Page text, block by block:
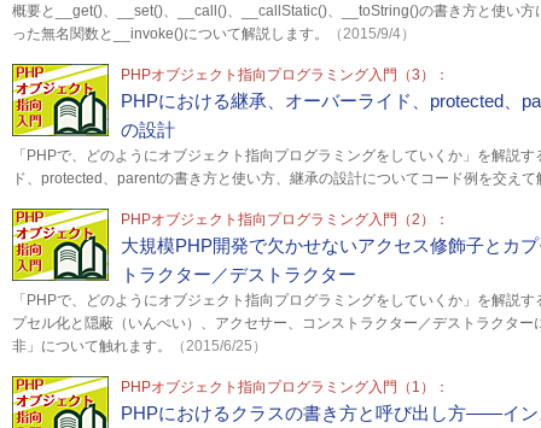
概要と__get()、__set()、__call()、__callStatic()、__toString()の書き方と使い
った無名関数と__invoke()について解説します。
（2015/9/4）
PHPオブジェクト指向プログラミング入門（3）：
PHPにおける継承、オーバーライド、protected、
の設計
「PHPで、どのようにオブジェクト指向プログラミングをしていくか」を解説
ド、protected、parentの書き方と使い方、継承の設計についてコード例を交えて
PHPオブジェクト指向プログラミング入門（2）：
大規模PHP開発で欠かせないアクセス修飾子とカ
トラクター／デストラクター
「PHPで、どのようにオブジェクト指向プログラミングをしていくか」を解説
プセル化と隠蔽（いんぺい）、アクセサー、コンストラクター／デストラクタ
非」について触れます。
（2015/6/25）
PHPオブジェクト指向プログラミング入門（1）：
PHPにおけるクラスの書き方と呼び出し方――イ